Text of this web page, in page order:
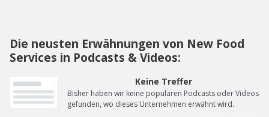
Die neusten Erwähnungen von New Food
Services in Podcasts & Videos:
Keine Treffer
Bisher haben wir keine populären Podcasts oder Videos
gefunden, wo dieses Unternehmen erwähnt wird.